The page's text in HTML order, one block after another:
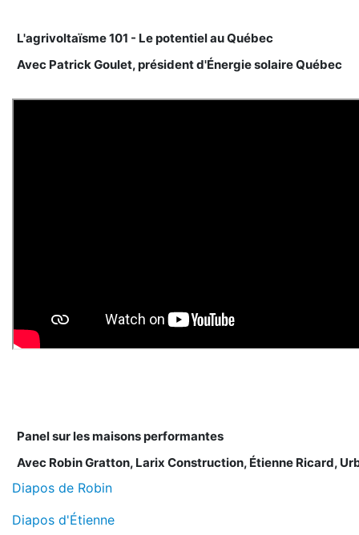
L'agrivoltaïsme 101 - Le potentiel au Québec
Avec Patrick Goulet, président d'Énergie solaire Québec
Panel sur les maisons performantes
Avec Robin Gratton, Larix Construction, Étienne Ricard,
Diapos de Robin
Diapos d'Étienne